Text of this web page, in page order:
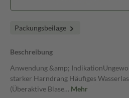
Packungsbeilage
Beschreibung
Anwendung &amp;
starker Harndrang Häufiges
(Überaktive Blase… Mehr